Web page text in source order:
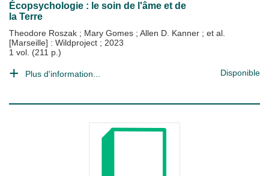
Écopsychologie : le soin de l'âme et de
la Terre
Theodore Roszak ; Mary Gomes ; Allen D. Kanner ; et al.
[Marseille] : Wildproject ; 2023
1 vol. (211 p.)
Plus d'information... Disponible